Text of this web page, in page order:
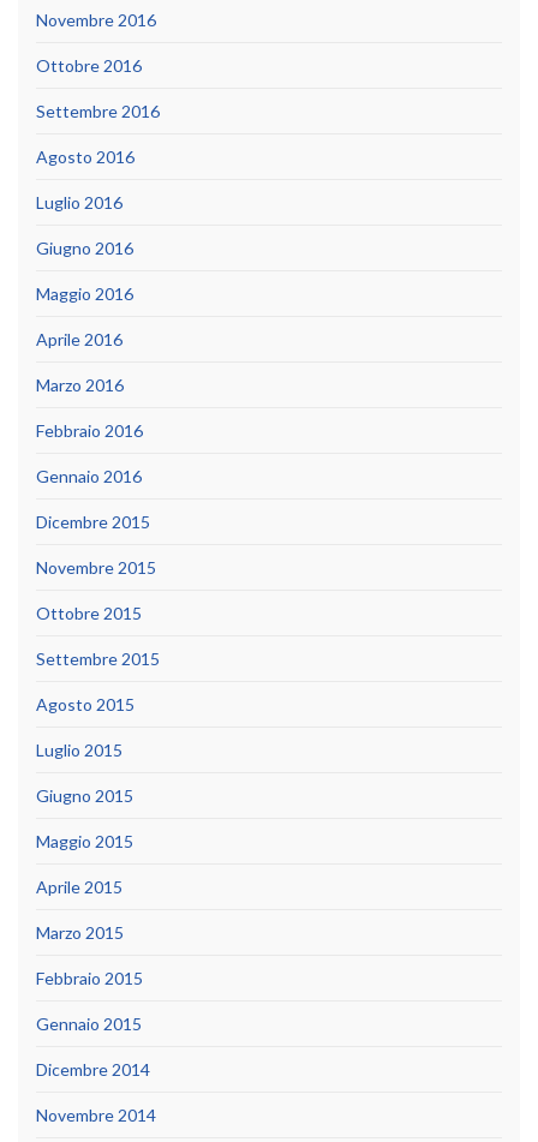
Novembre 2016
Ottobre 2016
Settembre 2016
Agosto 2016
Luglio 2016
Giugno 2016
Maggio 2016
Aprile 2016
Marzo 2016
Febbraio 2016
Gennaio 2016
Dicembre 2015
Novembre 2015
Ottobre 2015
Settembre 2015
Agosto 2015
Luglio 2015
Giugno 2015
Maggio 2015
Aprile 2015
Marzo 2015
Febbraio 2015
Gennaio 2015
Dicembre 2014
Novembre 2014